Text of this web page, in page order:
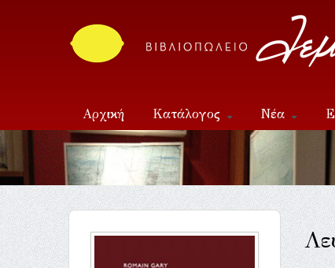
Αρχική Κατάλογος Νέα
Επικοινωνία